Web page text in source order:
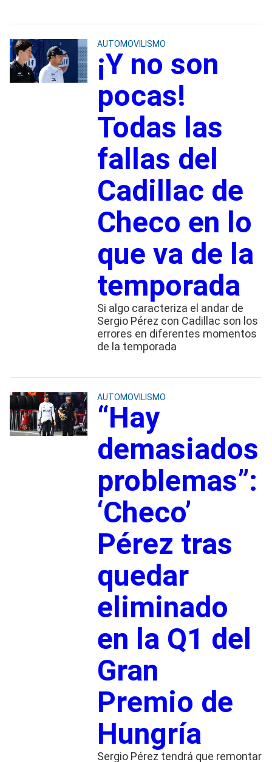
AUTOMOVILISMO
¡Y no son
pocas!
Todas las
fallas del
Cadillac de
Checo en lo
que va de la
temporada
Si algo caracteriza el andar de
Sergio Pérez con Cadillac son los
errores en diferentes momentos
de la temporada
AUTOMOVILISMO
“Hay
demasiados
problemas”:
‘Checo’
Pérez tras
quedar
eliminado
en la Q1 del
Gran
Premio de
Hungría
Sergio Pérez tendrá que remontar